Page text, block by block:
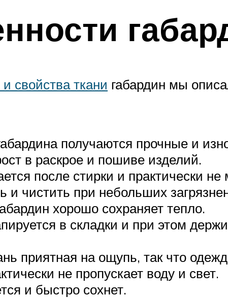
свойства ткани габардин мы
получаются прочные и
в раскрое и пошиве изделий.
после стирки и практически не
и чистить при небольших
хорошо сохраняет тепло.
в складки и при этом
приятная на ощупь, так что
не пропускает воду и свет.
и быстро сохнет.